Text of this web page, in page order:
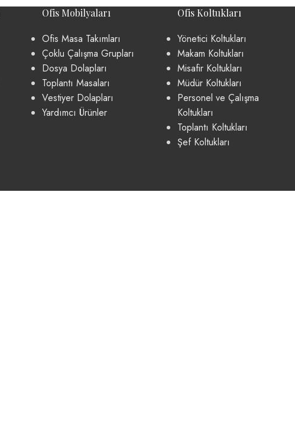
Ofis Mobilyaları
Ofis Masa Takımları
Çoklu Çalışma Grupları
Dosya Dolapları
Toplantı Masaları
Vestiyer Dolapları
Yardımcı Ürünler
Ofis Koltukları
Yönetici Koltukları
Makam Koltukları
Misafir Koltukları
Müdür Koltukları
Personel ve Çalışma
Koltukları
Toplantı Koltukları
Şef Koltukları